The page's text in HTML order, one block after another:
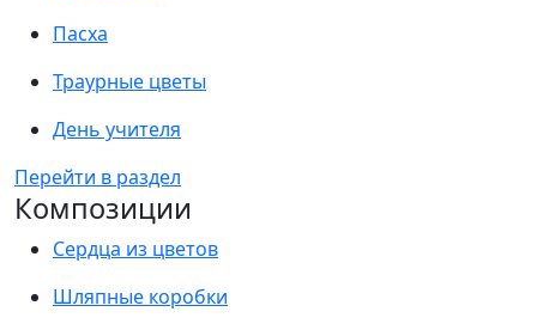
Пасха
Траурные цветы
День учителя
Перейти в раздел
Композиции
Сердца из цветов
Шляпные коробки